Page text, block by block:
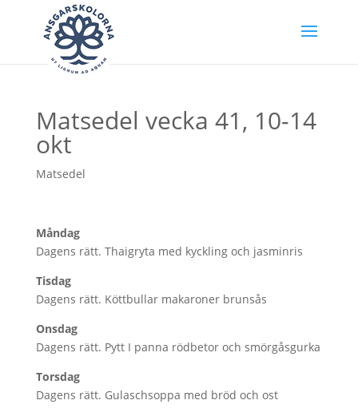
Matsedel vecka 41, 10-14
okt
Matsedel
Måndag
Dagens rätt. Thaigryta med kyckling och jasminris
Tisdag
Dagens rätt. Köttbullar makaroner brunsås
Onsdag
Dagens rätt. Pytt I panna rödbetor och smörgåsgurka
Torsdag
Dagens rätt. Gulaschsoppa med bröd och ost